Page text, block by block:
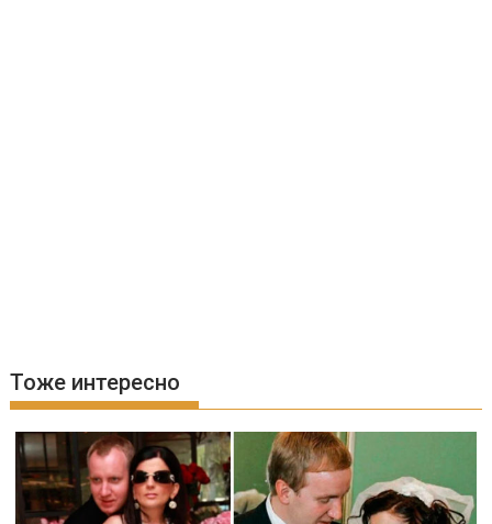
Тоже интересно